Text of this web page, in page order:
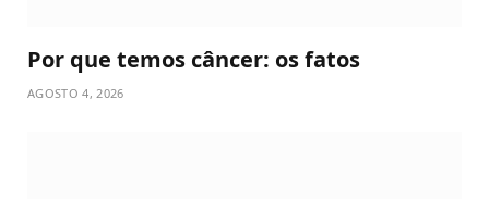
Por que temos câncer: os fatos
AGOSTO 4, 2026